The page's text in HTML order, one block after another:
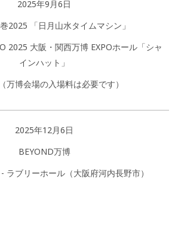
2025年9月6日
2025 「日月山水タイムマシン」
2025 大阪・関西万博 EXPOホール「シャ
インハット」
万博会場の入場料は必要です）
2025年12月6日
BEYOND万博
ラブリーホール（大阪府河内長野市）